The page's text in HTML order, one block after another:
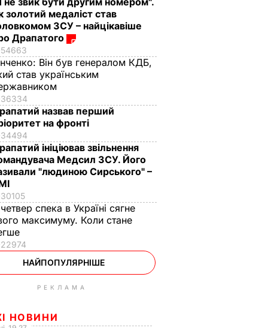
золотий медаліст став
ЗСУ – найцікавіше
Драпатого
54663
Він був генералом КДБ,
став українським
36334
назвав перший
на фронті
34494
ініціював звільнення
Медсил ЗСУ. Його
"людиною Сирського" –
30105
спека в Україні сягне
максимуму. Коли стане
22974
НАЙПОПУЛЯРНІШЕ
РЕКЛАМА
НОВИНИ